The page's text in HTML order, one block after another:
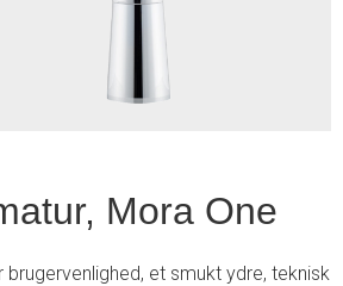
Mora One
et smukt ydre, teknisk